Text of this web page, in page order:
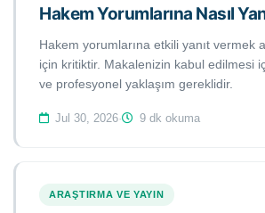
Hakem Yorumlarına Nasıl
Hakem yorumlarına etkili yanıt vermek
için kritiktir. Makalenizin kabul edilmesi
ve profesyonel yaklaşım gereklidir.
Jul 30, 2026· 9 dk okuma
ARAŞTIRMA VE YAYIN